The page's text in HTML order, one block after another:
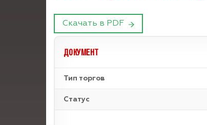
Скачать в PDF
ДОКУМЕНТ
Тип торгов
Статус